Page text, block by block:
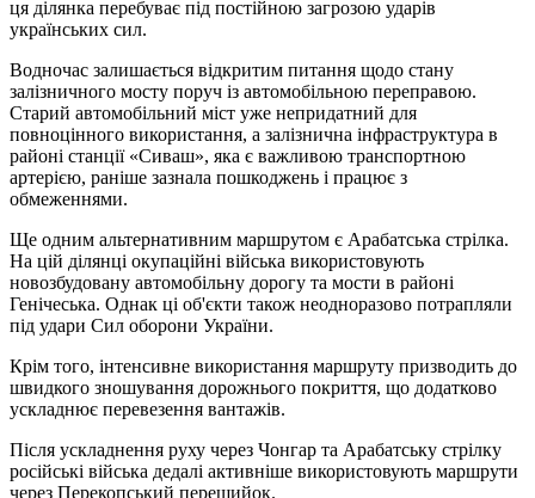
ця ділянка перебуває під постійною загрозою ударів
українських сил.
Водночас залишається відкритим питання щодо стану
залізничного мосту поруч із автомобільною переправою.
Старий автомобільний міст уже непридатний для
повноцінного використання, а залізнична інфраструктура в
районі станції «Сиваш», яка є важливою транспортною
артерією, раніше зазнала пошкоджень і працює з
обмеженнями.
Ще одним альтернативним маршрутом є Арабатська стрілка.
На цій ділянці окупаційні війська використовують
новозбудовану автомобільну дорогу та мости в районі
Генічеська. Однак ці об'єкти також неодноразово потрапляли
під удари Сил оборони України.
Крім того, інтенсивне використання маршруту призводить до
швидкого зношування дорожнього покриття, що додатково
ускладнює перевезення вантажів.
Після ускладнення руху через Чонгар та Арабатську стрілку
російські війська дедалі активніше використовують маршрути
через Перекопський перешийок.